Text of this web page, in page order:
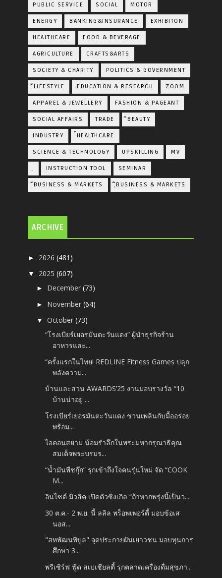
PUBLIC SERVICE SOCIAL MOTOR
ENERGY BANKING&INSURANCE EXHIBITON
HEALTHCARE FOOD & BEVERAGE
AGRICULTURE CRAFTS&ARTS
SOCIETY & CHARITY POLITICS & GOVERNMENT
ฺัLIFESTYLE EDUCATION & RESEARCH ZOOM
APPAREL & JEWELLERY FASHION & PAGEANT
SOCIAL AFFAIRS TRADE ิBEAUTY
INDUSTRY ้HEALTHCARE
SCIENCE & TECHNOLOGY UPSKILLING MV
INSTRUCTION TOOL SEMINAR
ฺัBUSINESS & MARKETS ฺิBUSINESS & MARKETS
ARCHIVE
► 2026(481)
▼ 2025(607)
► December(73)
► November(64)
▼October(73)
“โรงเบียร์เยอรมันตะวันแดง” ผู้นำธุรกิจร้าน
อาหารและ...
“ครั้งแรกในไทย! REDLINE Fitness Games ปลุก
พลังความ...
บ้านและสวน AWARDS’25 งานมอบรางวัล “10
บ้านน่าอยู่ ...
โรงเบียร์เยอรมันตะวันแดง ชวนเพลินกับมื้ออร่อย
พร้อม...
ไอคอนสยาม น้อมรำลึกในพระมหากรุณาธิคุณ
สมเด็จพระบรมร...
“น้ำมันพืชกุ๊ก” รุกเข้าถึงใจคนรุ่นใหม่ จัด “COOK
M...
อินไซด์ มิวสิค เปิดตัวซิงเกิล “ถ้าหากพรุ่งนี้เป็นว...
30 ต.ค.- 2 พ.ย. นี้ ลลิล พร็อพเพอร์ตี้ มอบข้อเส
นอส...
"สหพัฒนพิบูล" จุดประกายฝันเยาวชน มอบทุนการ
ศึกษา 3...
พรีเซิร์ฟ ฟู้ด สเปเชียลตี้ รุกตลาดเครื่องดื่มสุขภา...